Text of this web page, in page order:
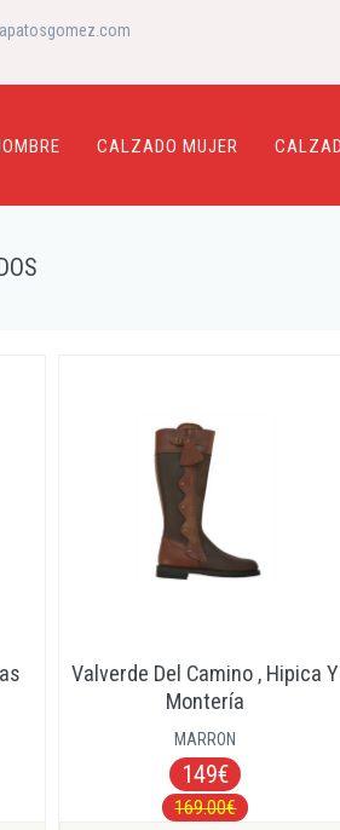
CALZADO MUJER
Valverde Del Camino , Hipica Y
Montería
MARRON
149€
169.00€